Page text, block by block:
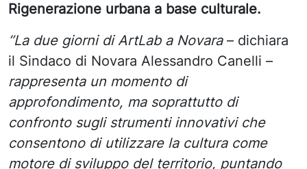
Rigenerazione urbana a base culturale.
‘’La due giorni di ArtLab a Novara – dichiara
il Sindaco di Novara Alessandro Canelli –
rappresenta un momento di
approfondimento, ma soprattutto di
confronto sugli strumenti innovativi che
consentono di utilizzare la cultura come
motore di sviluppo del territorio, puntando